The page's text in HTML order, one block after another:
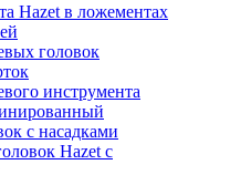
Hazet в ложементах
головок
инструмента
с насадками
Hazet с